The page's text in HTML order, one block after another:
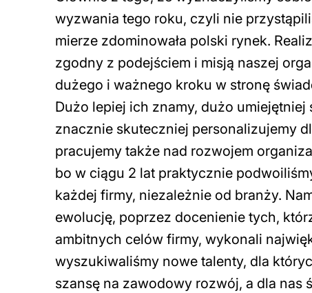
wyzwania tego roku, czyli nie
mierze zdominowała polski rynek.
zgodny z podejściem i misją naszej
dużego i ważnego kroku w stronę
Dużo lepiej ich znamy, dużo
znacznie skuteczniej personalizujemy
pracujemy także nad rozwojem
bo w ciągu 2 lat praktycznie
każdej firmy, niezależnie od branży.
ewolucję, poprzez docenienie tych,
ambitnych celów firmy, wykonali
wyszukiwaliśmy nowe talenty, dla
szansę na zawodowy rozwój, a dla nas